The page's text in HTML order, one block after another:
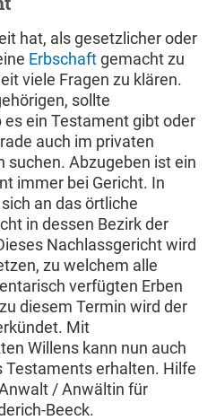
hat, als gesetzlicher oder
Erbschaftgemacht zu
viele Fragen zu klären.
sollte
ein Testament gibt oder
auch im privaten
suchen. Abzugeben ist ein
immer bei Gericht. In
an das örtliche
in dessen Bezirk der
Nachlassgericht wird
zu welchem alle
verfügten Erben
diesem Termin wird der
Mit
Willens kann nun auch
Testaments erhalten. Hilfe
/ Anwältin für
Beeck.